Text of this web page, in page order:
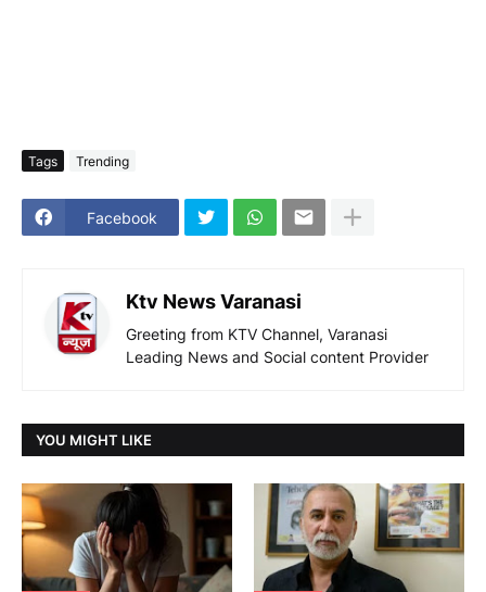
Tags Trending
Facebook
Ktv News Varanasi
Greeting from KTV Channel, Varanasi
Leading News and Social content Provider
YOU MIGHT LIKE